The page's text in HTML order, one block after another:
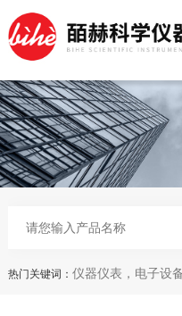
热门关键词： 仪器仪表，电子设备，机械设备